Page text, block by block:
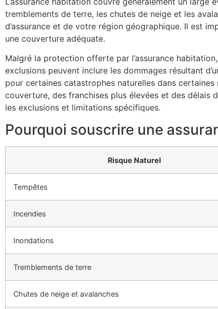
tremblements de terre, les chutes de neige et les
d’assurance et de votre région géographique. Il est
une couverture adéquate.
Malgré la protection offerte par l’assurance
exclusions peuvent inclure les dommages résultant
pour certaines catastrophes naturelles dans
couverture, des franchises plus élevées et des délais
les exclusions et limitations spécifiques.
Pourquoi souscrire une
Risque Naturel
Tempêtes
Incendies
Inondations
Tremblements de terre
Chutes de neige et avalanches